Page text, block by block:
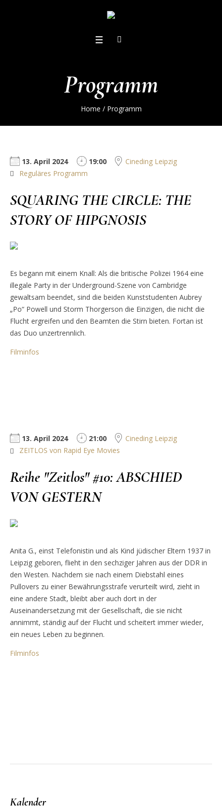
Programm
Home / Programm
13. April 2024 19:00
Cineding Leipzig
Reguläres Programm
SQUARING THE CIRCLE: THE
STORY OF HIPGNOSIS
Es begann mit einem Knall: Als die britische Polizei 1964 eine
illegale Party in der Underground-Szene von Cambridge
gewaltsam beendet, sind die beiden Kunststudenten Aubrey
„Po“ Powell und Storm Thorgerson die Einzigen, die nicht die
Flucht ergreifen und den Beamten die Stirn bieten. Fortan ist
das Duo unzertrennlich.
Filminfos
13. April 2024 21:00
Cineding Leipzig
ZEITLOS von Rapid Eye Movies
Reihe "Zeitlos" #10: ABSCHIED
VON GESTERN
Anita G., einst Telefonistin und als Kind jüdischer Eltern 1937 in
Leipzig geboren, flieht in den sechziger Jahren aus der DDR in
den Westen. Nachdem sie nach einem Diebstahl eines
Pullovers zu einer Bewährungsstrafe verurteilt wird, zieht in
eine andere Stadt, bleibt aber auch dort in der
Auseinandersetzung mit der Gesellschaft, die sie nicht
annimmt, ständig auf der Flucht und scheitert immer wieder,
ein neues Leben zu beginnen.
Filminfos
Kalender